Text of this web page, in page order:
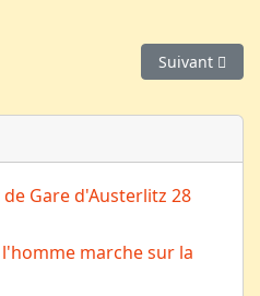
Article
Suivant
Gare d'Austerlitz 28
marche sur la